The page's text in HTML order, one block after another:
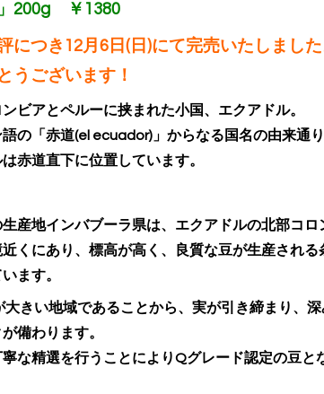
200g ￥1380
につき12月6日(日)にて完売いたしました
うございます！
ビアとペルーに挟まれた小国、エクアドル。
語の「赤道(el ecuador)」からなる国名の由来通
赤道直下に位置しています。
生産地インバブーラ県は、エクアドルの北部コロ
近くにあり、標高が高く、良質な豆が生産される
ます。
大きい地域であることから、実が引き締まり、深
備わります。
寧な精選を行うことによりQグレード認定の豆と